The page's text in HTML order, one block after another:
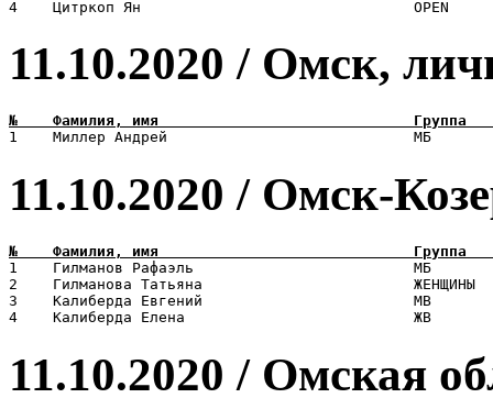
11.10.2020 / Омск,
11.10.2020 / Омск-
1    Гилманов Рафаэль                         МБ
2    Гилманова Татьяна
3    Калиберда Евгений
11.10.2020 / Омская